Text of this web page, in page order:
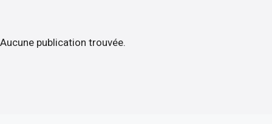
Aucune publication trouvée.